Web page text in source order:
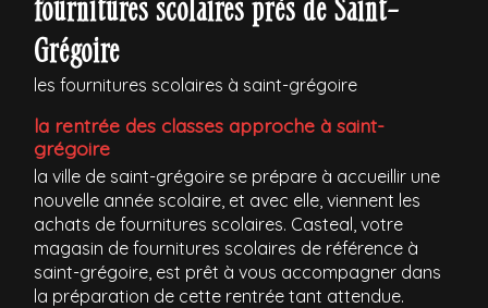
fournitures scolaires près de Saint-
Grégoire
les fournitures scolaires à saint-grégoire
la rentrée des classes approche à saint-
grégoire
la ville de saint-grégoire se prépare à accueillir une
nouvelle année scolaire, et avec elle, viennent les
achats de fournitures scolaires. Casteal, votre
magasin de fournitures scolaires de référence à
saint-grégoire, est prêt à vous accompagner dans
la préparation de cette rentrée tant attendue.